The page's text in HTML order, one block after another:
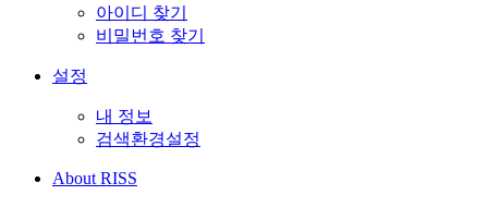
아이디 찾기
비밀번호 찾기
설정
내 정보
검색환경설정
About RISS